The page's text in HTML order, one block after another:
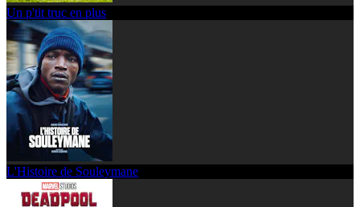
Un p'tit truc en plus
L'Histoire de Souleymane